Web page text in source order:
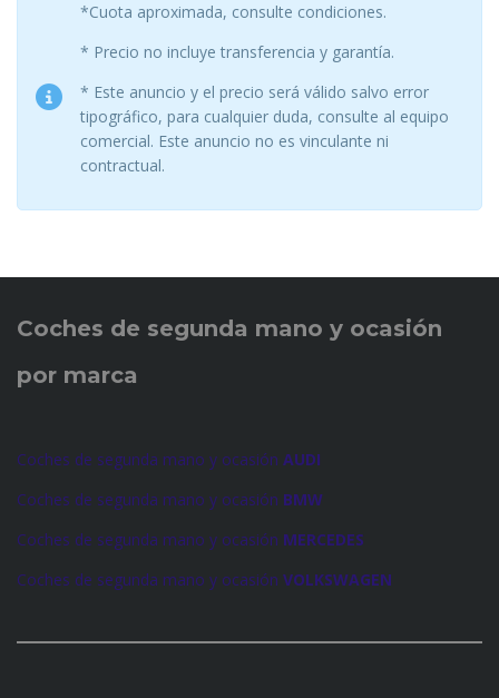
*Cuota aproximada, consulte condiciones.
* Precio no incluye transferencia y garantía.
* Este anuncio y el precio será válido salvo error
tipográfico, para cualquier duda, consulte al equipo
comercial. Este anuncio no es vinculante ni
contractual.
Coches de segunda mano y ocasión
por marca
Coches de segunda mano y ocasión AUDI
Coches de segunda mano y ocasión BMW
Coches de segunda mano y ocasión MERCEDES
Coches de segunda mano y ocasión VOLKSWAGEN